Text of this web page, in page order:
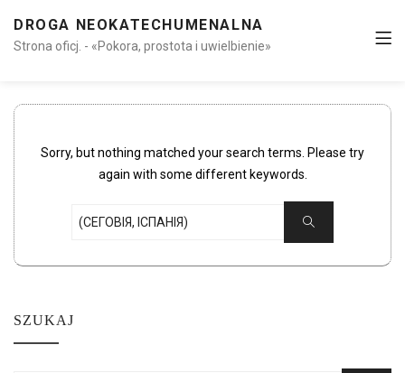
DROGA NEOKATECHUMENALNA
Strona oficj. - «Pokora, prostota i uwielbienie»
Sorry, but nothing matched your search terms. Please try
again with some different keywords.
Search
SZUKAJ